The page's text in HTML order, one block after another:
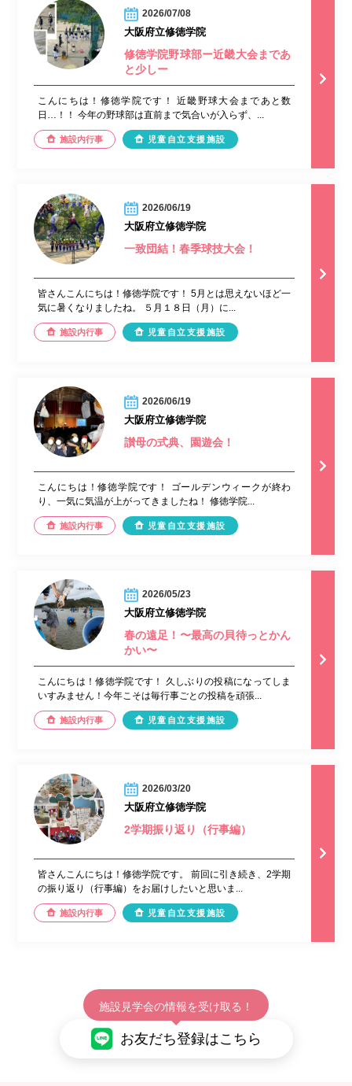
2026/07/08
大阪府立修徳学院
修徳学院野球部ー近畿大会まであ
と少しー
こんにちは！修徳学院です！ 近畿野球大会まであと数
日…！！ 今年の野球部は直前まで気合いが入らず、...
施設内行事 児童自立支援施設
2026/06/19
大阪府立修徳学院
一致団結！春季球技大会！
皆さんこんにちは！修徳学院です！ 5月とは思えないほど一
気に暑くなりましたね。 ５月１８日（月）に...
施設内行事 児童自立支援施設
2026/06/19
大阪府立修徳学院
讃母の式典、園遊会！
こんにちは！修徳学院です！ ゴールデンウィークが終わ
り、一気に気温が上がってきましたね！ 修徳学院...
施設内行事 児童自立支援施設
2026/05/23
大阪府立修徳学院
春の遠足！〜最高の貝待っとかん
かい〜
こんにちは！修徳学院です！ 久しぶりの投稿になってしま
いすみません！今年こそは毎行事ごとの投稿を頑張...
施設内行事 児童自立支援施設
2026/03/20
大阪府立修徳学院
2学期振り返り（行事編）
皆さんこんにちは！修徳学院です。 前回に引き続き、2学期
の振り返り（行事編）をお届けしたいと思いま...
施設内行事 児童自立支援施設
施設見学会の情報を受け取る！
お友だち登録はこちら